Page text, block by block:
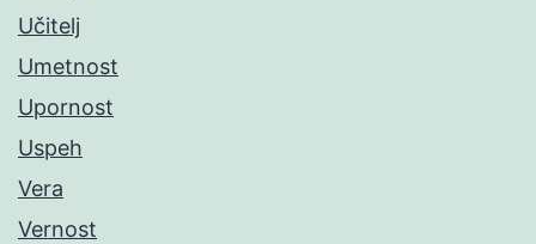
Učitelj
Umetnost
Upornost
Uspeh
Vera
Vernost